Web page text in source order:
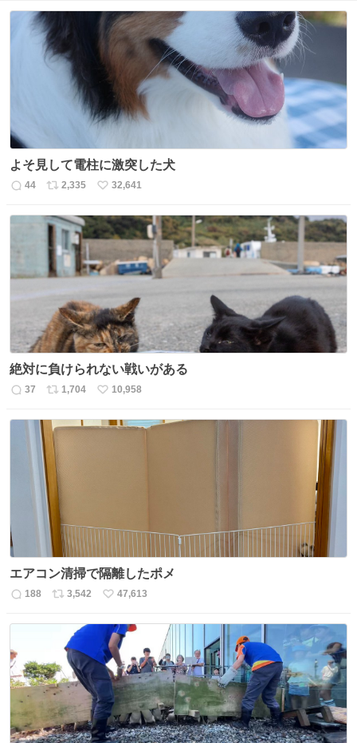
よそ見して電柱に激突した犬
返
数
44
リ
ス
ト
数
2,335
い
ね
数
32,641
絶対に負けられない戦いがある
返
37
リ
ス
ト
数
1,704
い
ね
10,958
エアコン清掃で隔離したポメ
返
188
リ
数
3,542
い
ね
数
47,613